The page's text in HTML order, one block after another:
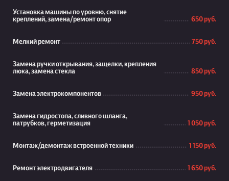
Установка машины по уровню, снятие
креплений, замена/ремонт опор
650 руб.
Мелкий ремонт 750 руб.
Замена ручки открывания, защелки, крепления
люка, замена стекла
850 руб.
Замена электрокомпонентов 950 руб.
Замена гидростопа, сливного шланга,
патрубков, герметизация
1 050 руб.
Монтаж/демонтаж встроенной техники 1 150 руб.
Ремонт электродвигателя 1 650 руб.